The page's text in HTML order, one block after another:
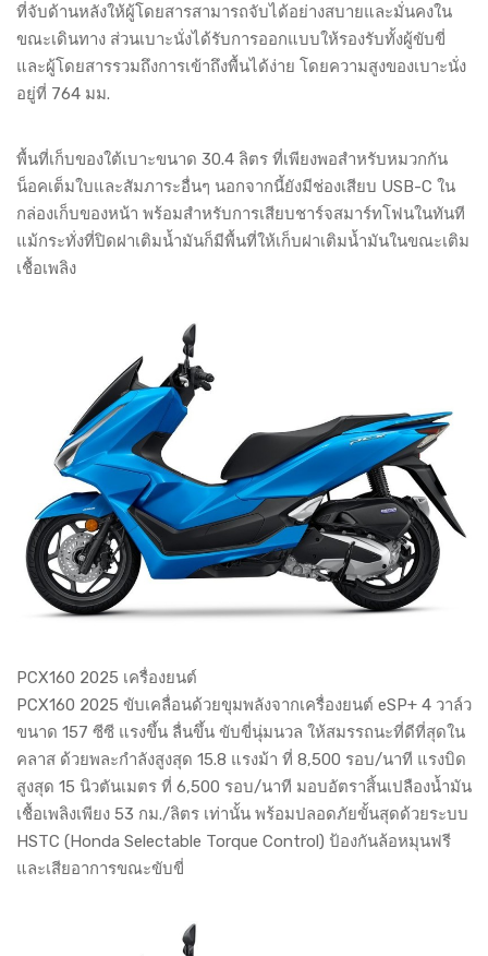
ที่จับด้านหลังให้ผู้โดยสารสามารถจับได้อย่างสบายและมั่นคงใน
ขณะเดินทาง ส่วนเบาะนั่งได้รับการออกแบบให้รองรับทั้งผู้ขับขี่
และผู้โดยสารรวมถึงการเข้าถึงพื้นได้ง่าย โดยความสูงของเบาะนั่ง
อยู่ที่ 764 มม.
พื้นที่เก็บของใต้เบาะขนาด 30.4 ลิตร ที่เพียงพอสำหรับหมวกกัน
น็อคเต็มใบและสัมภาระอื่นๆ นอกจากนี้ยังมีช่องเสียบ USB-C ใน
กล่องเก็บของหน้า พร้อมสำหรับการเสียบชาร์จสมาร์ทโฟนในทันที
แม้กระทั่งที่ปิดฝาเติมน้ำมันก็มีพื้นที่ให้เก็บฝาเติมน้ำมันในขณะเติม
เชื้อเพลิง
PCX160 2025 เครื่องยนต์
PCX160 2025 ขับเคลื่อนด้วยขุมพลังจากเครื่องยนต์ eSP+ 4 วาล์ว
ขนาด 157 ซีซี แรงขึ้น ลื่นขึ้น ขับขี่นุ่มนวล ให้สมรรถนะที่ดีที่สุดใน
คลาส ด้วยพละกำลังสูงสุด 15.8 แรงม้า ที่ 8,500 รอบ/นาที แรงบิด
สูงสุด 15 นิวตันเมตร ที่ 6,500 รอบ/นาที มอบอัตราสิ้นเปลืองน้ำมัน
เชื้อเพลิงเพียง 53 กม./ลิตร เท่านั้น พร้อมปลอดภัยขั้นสุดด้วยระบบ
HSTC (Honda Selectable Torque Control) ป้องกันล้อหมุนฟรี
และเสียอาการขณะขับขี่